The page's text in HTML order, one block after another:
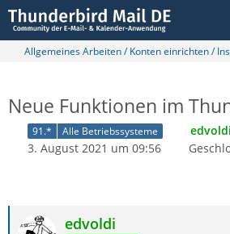
Allgemeines Arbeiten / Konten einrichten /
Neue Funktionen im
91.* Alle Betriebssysteme
edvoldi
3. August 2021 um 09:56
edvoldi